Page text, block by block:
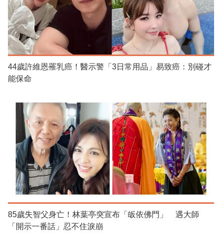
44歲許維恩罹乳癌！醫示警「3日常用品」易致癌：別碰才
能保命
85歲失智父身亡！林葉亭突宣布「皈依佛門」 遇大師
「開示一番話」忍不住淚崩